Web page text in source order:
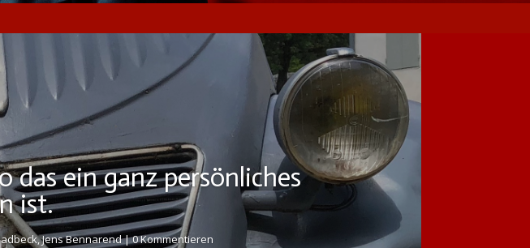
das ein ganz persönliches
ist.
,Jens Bennarend| 0 Kommentieren